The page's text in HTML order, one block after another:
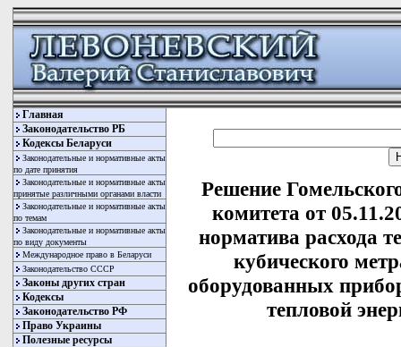
Главная
Законодательство РБ
Кодексы Беларуси
Законодательные и нормативные акты
по дате принятия
Законодательные и нормативные акты
принятые различными органами власти
Законодательные и нормативные акты
по темам
Законодательные и нормативные акты
по виду документы
Международное право в Беларуси
Законодательство СССР
Законы других стран
Кодексы
Законодательство РФ
Право Украины
Полезные ресурсы
Решение
комитета от
норматива расхода
кубического
оборудованных
тепловой